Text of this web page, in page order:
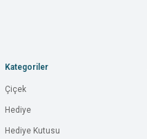
Kategoriler
Çiçek
Hediye
Hediye Kutusu